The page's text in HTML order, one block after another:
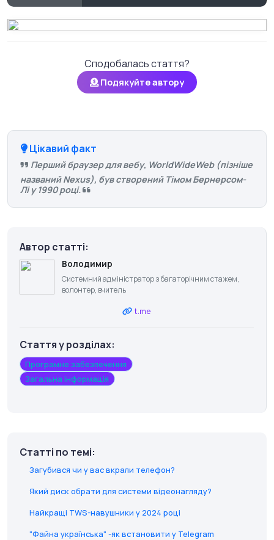
Сподобалась стаття?
Подякуйте автору
Цікавий факт
Перший браузер для вебу, WorldWideWeb (пізніше
названий Nexus), був створений Тімом Бернерсом-
Лі у 1990 році.
Автор статті:
Володимир
Системний адміністратор з багаторічним стажем,
волонтер, вчитель
t.me
Стаття у розділах:
Програмне забезпечення
Загальна інформація
Статті по темі:
Загубився чи у вас вкрали телефон?
Який диск обрати для системи відеонагляду?
Найкращі TWS-навушники у 2024 році
"Файна українська" -як встановити у Telegram